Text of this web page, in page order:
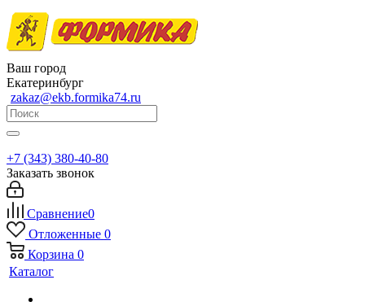
Ваш город
Екатеринбург
zakaz@ekb.formika74.ru
+7 (343) 380-40-80
Заказать звонок
Сравнение0
Отложенные 0
Корзина 0
Каталог